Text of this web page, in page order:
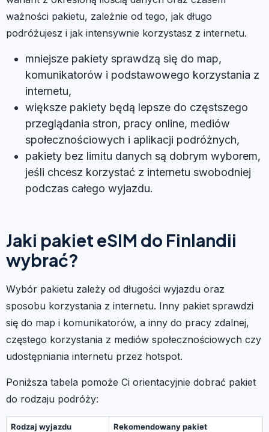
ważności pakietu, zależnie od tego, jak długo
podróżujesz i jak intensywnie korzystasz z internetu.
mniejsze pakiety sprawdzą się do map,
komunikatorów i podstawowego korzystania z
internetu,
większe pakiety będą lepsze do częstszego
przeglądania stron, pracy online, mediów
społecznościowych i aplikacji podróżnych,
pakiety bez limitu danych są dobrym wyborem,
jeśli chcesz korzystać z internetu swobodniej
podczas całego wyjazdu.
Jaki pakiet eSIM do Finlandii
wybrać?
Wybór pakietu zależy od długości wyjazdu oraz
sposobu korzystania z internetu. Inny pakiet sprawdzi
się do map i komunikatorów, a inny do pracy zdalnej,
częstego korzystania z mediów społecznościowych czy
udostępniania internetu przez hotspot.
Poniższa tabela pomoże Ci orientacyjnie dobrać pakiet
do rodzaju podróży:
Rodzaj wyjazdu Rekomendowany pakiet